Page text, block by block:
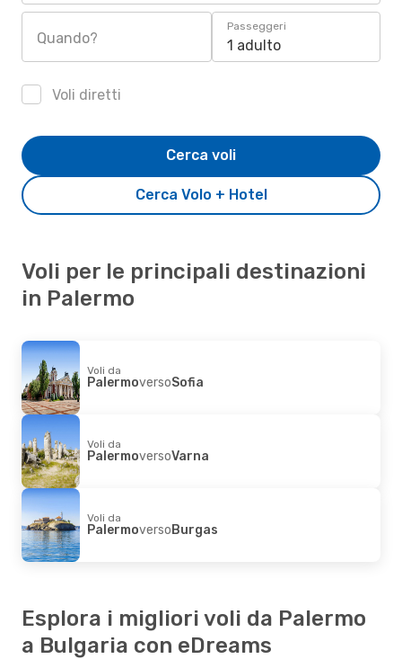
Quando?
Passeggeri
1 adulto
Voli diretti
Cerca Volo + Hotel
Cerca voli
Voli per le principali destinazioni
in Palermo
Voli da
PalermoversoSofia
Voli da
PalermoversoVarna
Voli da
PalermoversoBurgas
Esplora i migliori voli da Palermo
a Bulgaria con eDreams